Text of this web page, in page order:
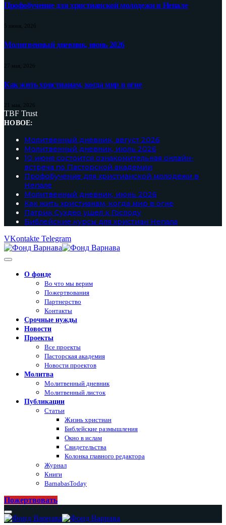
Профобучение для христианской молодежи в Непале
5 июня, 2026
Молитвенный дневник, июнь 2026
27 мая, 2026
Как жить христианам, когда мир в огне
21 мая, 2026
TBF Trust
НОВОЕ:
Молитвенный дневник, август 2026
Молитвенный дневник, июль 2026
10 июня состоится ознакомительная онлайн-
встреча по Пасторской академии
Профобучение для христианской молодежи в
Непале
Молитвенный дневник, июнь 2026
Как жить христианам, когда мир в огне
Патрик Сухдео ушел к Господу
Библейские курсы для христиан Непала
VKontakte Telegram
О фонде
Во что мы верим
Пожертвования
Партнерство
Контакты
Срочные нужды
Новости
Проекты
Все проекты
Пасторская академия
Новости проектов
Молитва
Молитвенный дневник
Молитвенный листок
Публикации
Статьи
Жизнь христиан
Библейские размышления
Окно в ислам
Свидетельства
Колонка главного редактора
Журнал
Книги
BarnabasToday
Пожертвовать